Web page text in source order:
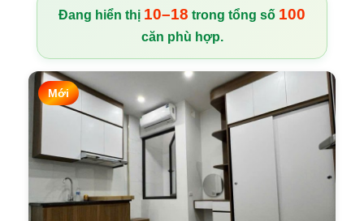
Đang hiển thị 10–18 trong tổng số 100
căn phù hợp.
Mới